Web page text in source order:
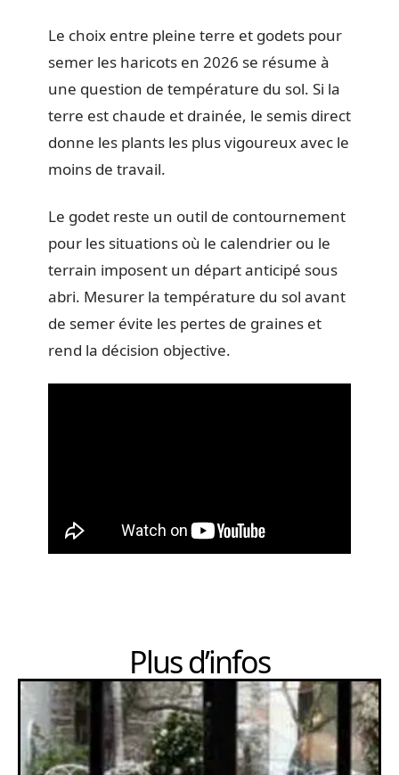
Le choix entre pleine terre et godets pour
semer les haricots en 2026 se résume à
une question de température du sol. Si la
terre est chaude et drainée, le semis direct
donne les plants les plus vigoureux avec le
moins de travail.
Le godet reste un outil de contournement
pour les situations où le calendrier ou le
terrain imposent un départ anticipé sous
abri. Mesurer la température du sol avant
de semer évite les pertes de graines et
rend la décision objective.
Plus d’infos